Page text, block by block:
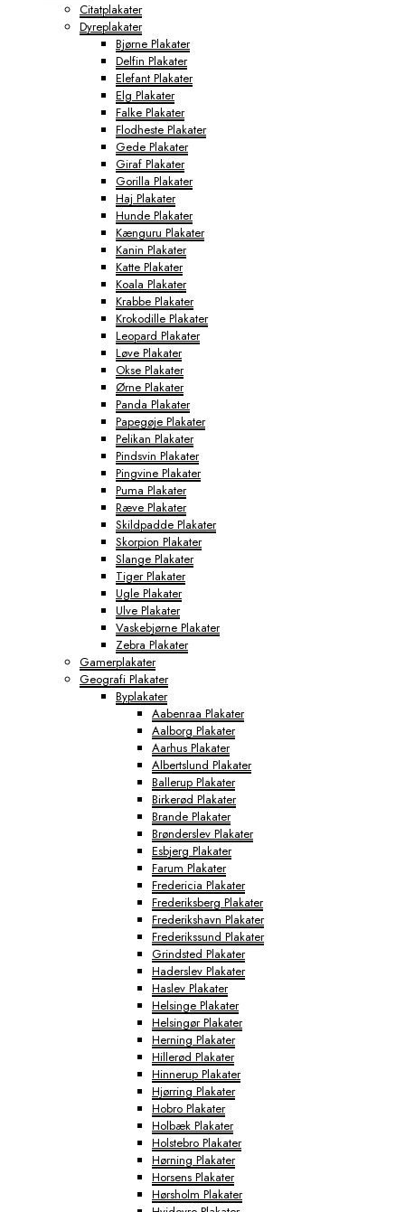
Citatplakater
Dyreplakater
Bjørne Plakater
Delfin Plakater
Elefant Plakater
Elg Plakater
Falke Plakater
Flodheste Plakater
Gede Plakater
Giraf Plakater
Gorilla Plakater
Haj Plakater
Hunde Plakater
Kænguru Plakater
Kanin Plakater
Katte Plakater
Koala Plakater
Krabbe Plakater
Krokodille Plakater
Leopard Plakater
Løve Plakater
Okse Plakater
Ørne Plakater
Panda Plakater
Papegøje Plakater
Pelikan Plakater
Pindsvin Plakater
Pingvine Plakater
Puma Plakater
Ræve Plakater
Skildpadde Plakater
Skorpion Plakater
Slange Plakater
Tiger Plakater
Ugle Plakater
Ulve Plakater
Vaskebjørne Plakater
Zebra Plakater
Gamerplakater
Geografi Plakater
Byplakater
Aabenraa Plakater
Aalborg Plakater
Aarhus Plakater
Albertslund Plakater
Ballerup Plakater
Birkerød Plakater
Brande Plakater
Brønderslev Plakater
Esbjerg Plakater
Farum Plakater
Fredericia Plakater
Frederiksberg Plakater
Frederikshavn Plakater
Frederikssund Plakater
Grindsted Plakater
Haderslev Plakater
Haslev Plakater
Helsinge Plakater
Helsingør Plakater
Herning Plakater
Hillerød Plakater
Hinnerup Plakater
Hjørring Plakater
Hobro Plakater
Holbæk Plakater
Holstebro Plakater
Hørning Plakater
Horsens Plakater
Hørsholm Plakater